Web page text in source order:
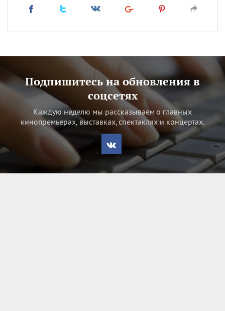
Подпишитесь на обновления в
соцсетях
Каждую неделю мы рассказываем о главных
кинопремьерах, выставках, спектаклях и концертах.